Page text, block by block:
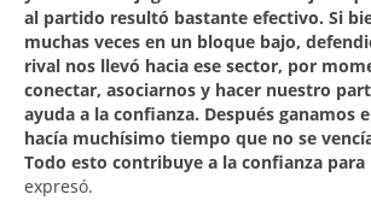
al partido resultó bastante efectivo. Si
muchas veces en un bloque bajo,
rival nos llevó hacia ese sector, por
conectar, asociarnos y hacer nuestro
ayuda a la confianza. Después ganamos
hacía muchísimo tiempo que no se
Todo esto contribuye a la confianza para
expresó.